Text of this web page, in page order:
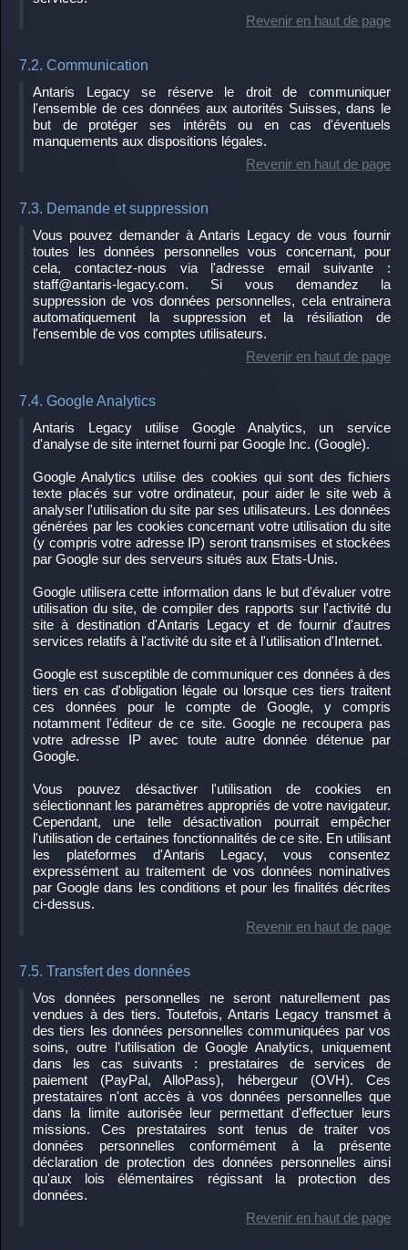
Revenir en haut de page
7.2. Communication
Antaris Legacy se réserve le droit de communiquer
l'ensemble de ces données aux autorités Suisses, dans le
but de protéger ses intérêts ou en cas d'éventuels
manquements aux dispositions légales.
Revenir en haut de page
7.3. Demande et suppression
Vous pouvez demander à Antaris Legacy de vous fournir
toutes les données personnelles vous concernant, pour
cela, contactez-nous via l'adresse email suivante :
staff@antaris-legacy.com. Si vous demandez la
suppression de vos données personnelles, cela entrainera
automatiquement la suppression et la résiliation de
l'ensemble de vos comptes utilisateurs.
Revenir en haut de page
7.4. Google Analytics
Antaris Legacy utilise Google Analytics, un service
d'analyse de site internet fourni par Google Inc. (Google).
Google Analytics utilise des cookies qui sont des fichiers
texte placés sur votre ordinateur, pour aider le site web à
analyser l'utilisation du site par ses utilisateurs. Les données
générées par les cookies concernant votre utilisation du site
(y compris votre adresse IP) seront transmises et stockées
par Google sur des serveurs situés aux Etats-Unis.
Google utilisera cette information dans le but d'évaluer votre
utilisation du site, de compiler des rapports sur l'activité du
site à destination d'Antaris Legacy et de fournir d'autres
services relatifs à l'activité du site et à l'utilisation d'Internet.
Google est susceptible de communiquer ces données à des
tiers en cas d'obligation légale ou lorsque ces tiers traitent
ces données pour le compte de Google, y compris
notamment l'éditeur de ce site. Google ne recoupera pas
votre adresse IP avec toute autre donnée détenue par
Google.
Vous pouvez désactiver l'utilisation de cookies en
sélectionnant les paramètres appropriés de votre navigateur.
Cependant, une telle désactivation pourrait empêcher
l'utilisation de certaines fonctionnalités de ce site. En utilisant
les plateformes d'Antaris Legacy, vous consentez
expressément au traitement de vos données nominatives
par Google dans les conditions et pour les finalités décrites
ci-dessus.
Revenir en haut de page
7.5. Transfert des données
Vos données personnelles ne seront naturellement pas
vendues à des tiers. Toutefois, Antaris Legacy transmet à
des tiers les données personnelles communiquées par vos
soins, outre l’utilisation de Google Analytics, uniquement
dans les cas suivants : prestataires de services de
paiement (PayPal, AlloPass), hébergeur (OVH). Ces
prestataires n'ont accès à vos données personnelles que
dans la limite autorisée leur permettant d'effectuer leurs
missions. Ces prestataires sont tenus de traiter vos
données personnelles conformément à la présente
déclaration de protection des données personnelles ainsi
qu'aux lois élémentaires régissant la protection des
données.
Revenir en haut de page